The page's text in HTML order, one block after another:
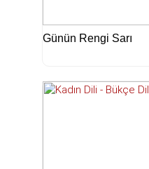
Günün Rengi Sarı